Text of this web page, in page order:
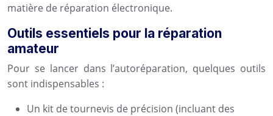
matière de réparation électronique.
Outils essentiels pour la réparation
amateur
Pour se lancer dans l’autoréparation, quelques outils
sont indispensables :
Un kit de tournevis de précision (incluant des